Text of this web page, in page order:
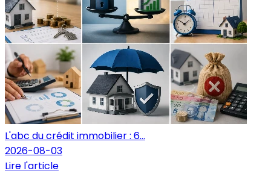
L'abc du crédit immobilier : 6...
2026-08-03
Lire l'article